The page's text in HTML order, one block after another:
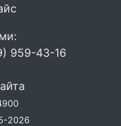
959-43-16
2026